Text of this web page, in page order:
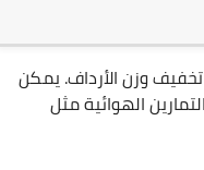
وزن الأرداف. يمكن
الهوائية مثل